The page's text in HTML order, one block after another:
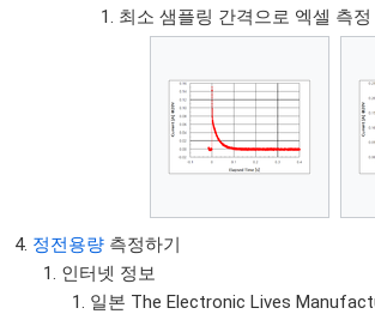
최소 샘플링 간격으로 엑셀 측정
정전용량 측정하기
인터넷 정보
일본 The Electronic Lives